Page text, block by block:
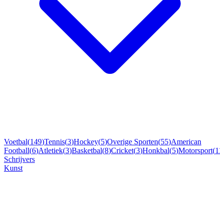
Voetbal(149)Tennis(3)Hockey(5)Overige Sporten(55)American
Football(6)Atletiek(3)Basketbal(8)Cricket(3)Honkbal(5)Motorsport(
Schrijvers
Kunst